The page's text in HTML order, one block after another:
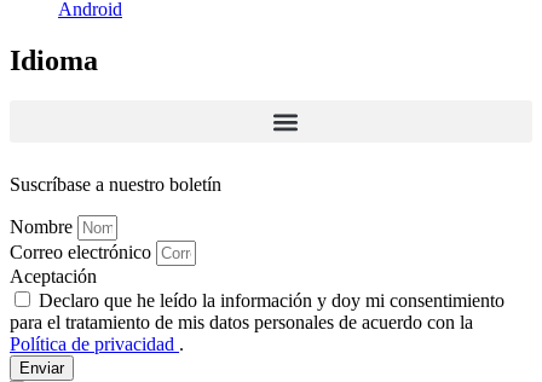
Android
Idioma
Suscríbase a nuestro boletín
Nombre
Correo electrónico
Aceptación
Declaro que he leído la información y doy mi consentimiento
para el tratamiento de mis datos personales de acuerdo con la
Política de privacidad .
Enviar